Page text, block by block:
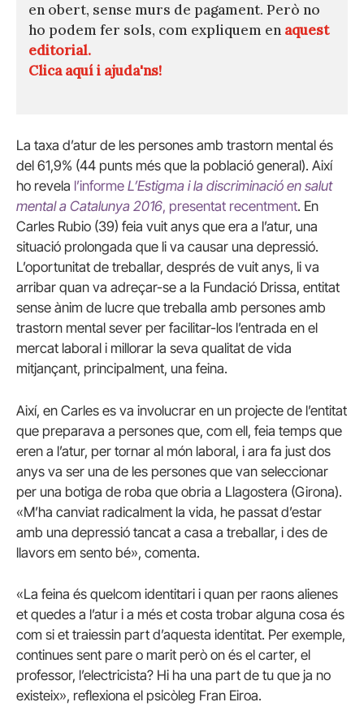
en obert, sense murs de pagament. Però no
ho podem fer sols, com expliquem en aquest
editorial.
Clica aquí i ajuda'ns!
La taxa d’atur de les persones amb trastorn mental és
del 61,9% (44 punts més que la població general). Així
ho revela l’informe L’Estigma i la discriminació en salut
mental a Catalunya 2016, presentat recentment. En
Carles Rubio (39) feia vuit anys que era a l’atur, una
situació prolongada que li va causar una depressió.
L’oportunitat de treballar, després de vuit anys, li va
arribar quan va adreçar-se a la Fundació Drissa, entitat
sense ànim de lucre que treballa amb persones amb
trastorn mental sever per facilitar-los l’entrada en el
mercat laboral i millorar la seva qualitat de vida
mitjançant, principalment, una feina.
Així, en Carles es va involucrar en un projecte de l’entitat
que preparava a persones que, com ell, feia temps que
eren a l’atur, per tornar al món laboral, i ara fa just dos
anys va ser una de les persones que van seleccionar
per una botiga de roba que obria a Llagostera (Girona).
«M’ha canviat radicalment la vida, he passat d’estar
amb una depressió tancat a casa a treballar, i des de
llavors em sento bé», comenta.
«La feina és quelcom identitari i quan per raons alienes
et quedes a l’atur i a més et costa trobar alguna cosa és
com si et traiessin part d’aquesta identitat. Per exemple,
continues sent pare o marit però on és el carter, el
professor, l’electricista? Hi ha una part de tu que ja no
existeix», reflexiona el psicòleg Fran Eiroa.